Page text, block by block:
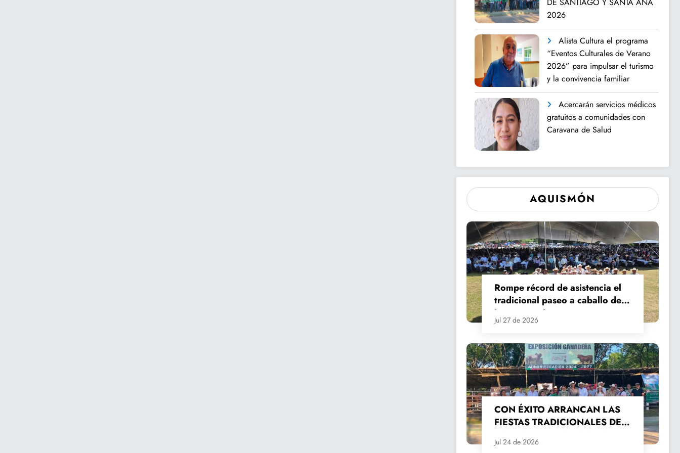
2026
Alista Cultura el programa
“Eventos Culturales de Verano
2026” para impulsar el turismo
y la convivencia familiar
Acercarán servicios médicos
gratuitos a comunidades con
Caravana de Salud
AQUISMÓN
Rompe récord de asistencia el
tradicional paseo a caballo de
las Fiestas de Santiago y Santa
Ana
Jul 27 de 2026
CON ÉXITO ARRANCAN LAS
FIESTAS TRADICIONALES DE
2026
Jul 24 de 2026